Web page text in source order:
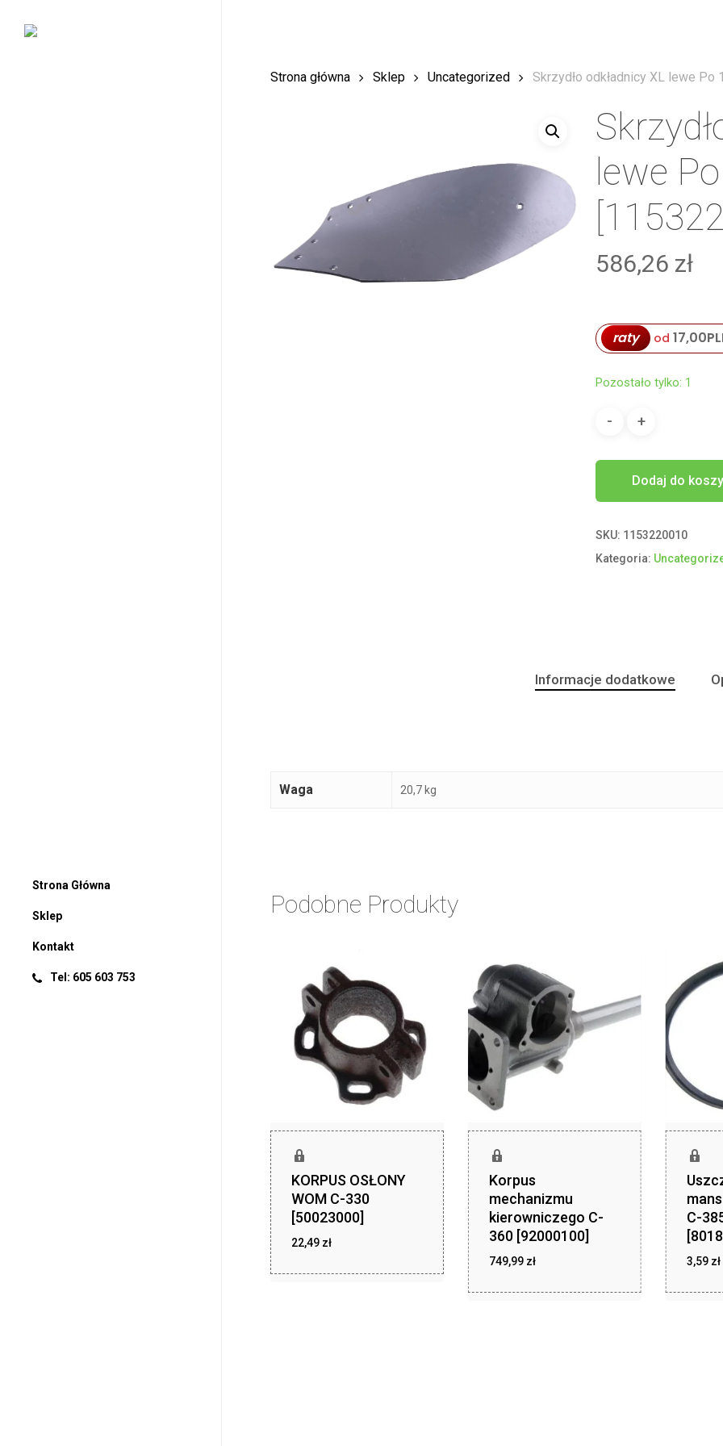
Strona Główna
Sklep
Kontakt
Tel: 605 603 753
Strona główna Sklep Uncategorized Skrzydło odkładnicy XL lewe
lewe
586,26 zł
raty od 17,00
Pozostało tylko: 1
Dodaj do
SKU: 1153220010
Kategoria:
Informacje dodatkowe
Waga 20,7 kg
Podobne Produkty
KORPUS OSŁONY
WOM C-330
[50023000]
22,49 zł
Korpus
mechanizmu
kierowniczego C-
360 [92000100]
749,99 zł
C-
3,59 zł